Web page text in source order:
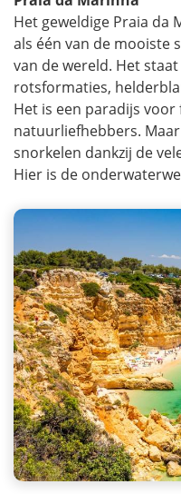
Het geweldige Praia da
als één van de mooiste
van de wereld. Het
rotsformaties,
Het is een paradijs
natuurliefhebbers.
snorkelen dankzij de
Hier is de